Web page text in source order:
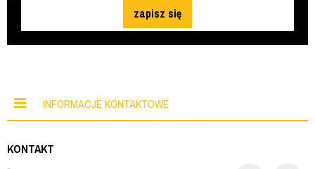
zapisz się
INFORMACJE KONTAKTOWE
KONTAKT